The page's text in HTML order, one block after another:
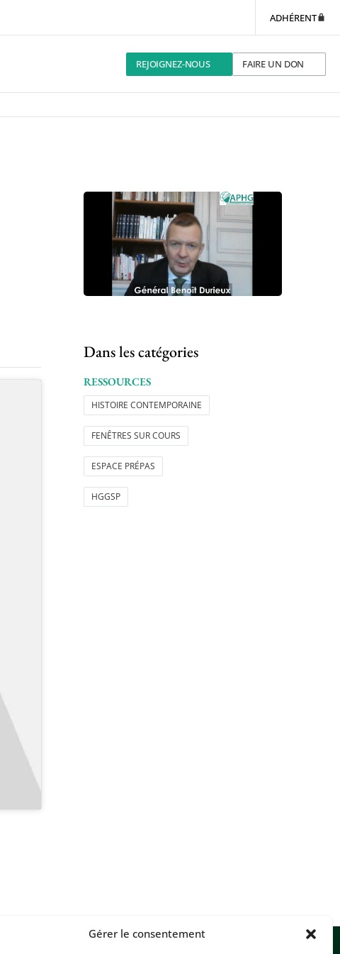
Gérer le consentement
ADHÉRENT
REJOIGNEZ-NOUS FAIRE UN DON
Dans les catégories
RESSOURCES
HISTOIRE CONTEMPORAINE
FENÊTRES SUR COURS
ESPACE PRÉPAS
HGGSP